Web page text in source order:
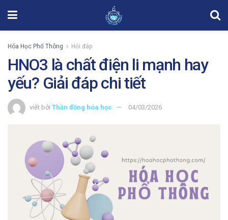
Hóa Học Phổ Thông Hỏi đáp
HNO3 là chất điện li mạnh hay
yếu? Giải đáp chi tiết
viết bởi Thần đồng hóa học 04/03/2026